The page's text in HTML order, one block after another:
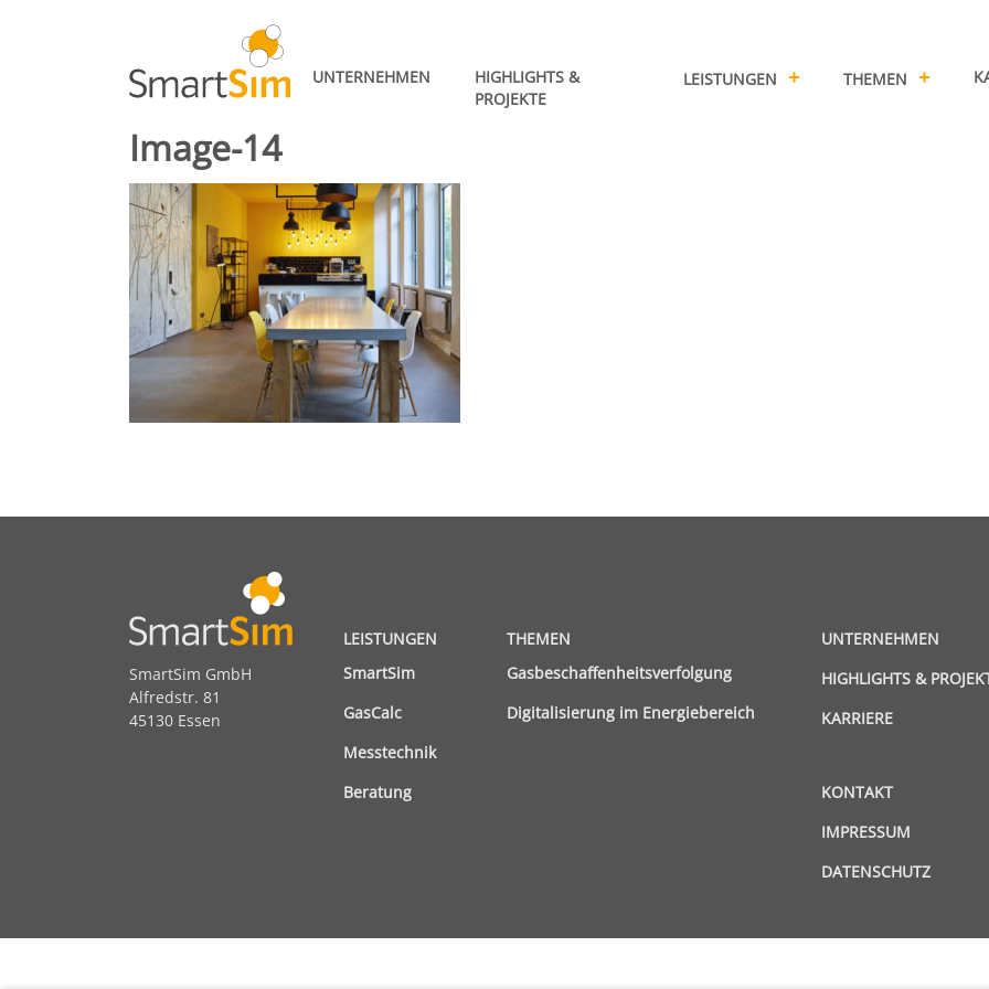
UNTERNEHMEN
HIGHLIGHTS &
PROJEKTE
LEISTUNGEN THEMEN
Image-14
SmartSim GmbH
Alfredstr. 81
45130 Essen
LEISTUNGEN
SmartSim
GasCalc
Messtechnik
Beratung
THEMEN
Gasbeschaffenheitsverfolgung
Digitalisierung im Energiebereich
UNTERNEHMEN
HIGHLIGHTS &
KARRIERE
KONTAKT
IMPRESSUM
DATENSCHUTZ